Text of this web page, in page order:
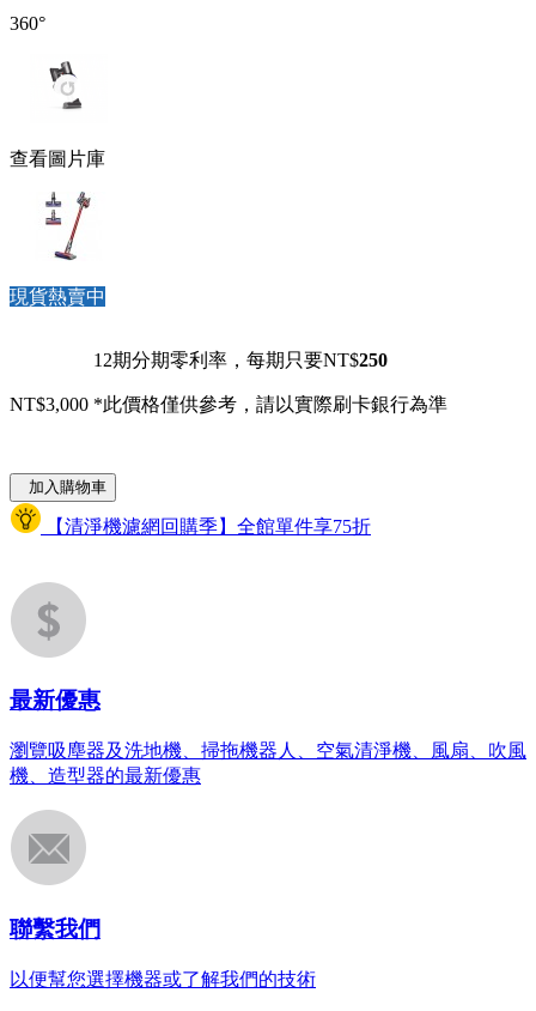
360°
查看圖片庫
現貨熱賣中
NT$3,000
12期分期零利率，每期只要NT$250
*此價格僅供參考，請以實際刷卡銀行為準
加入購物車
【清淨機濾網回購季】全館單件享75折
最新優惠
瀏覽吸塵器及洗地機、掃拖機器人、空氣清淨機、風扇、吹風
機、造型器的最新優惠
聯繫我們
以便幫您選擇機器或了解我們的技術